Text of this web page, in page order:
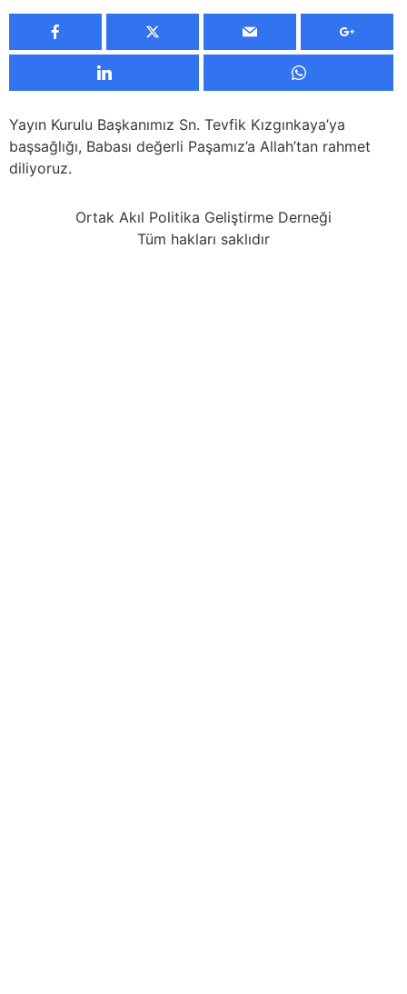
Yayın Kurulu Başkanımız Sn. Tevfik Kızgınkaya’ya
başsağlığı, Babası değerli Paşamız’a Allah’tan rahmet
diliyoruz.
Ortak Akıl Politika Geliştirme Derneği
Tüm hakları saklıdır